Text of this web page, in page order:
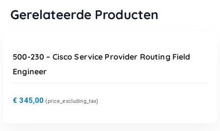
Gerelateerde Producten
500-230 – Cisco Service Provider Routing Field
Engineer
€ 345,00 {price_excluding_tax)